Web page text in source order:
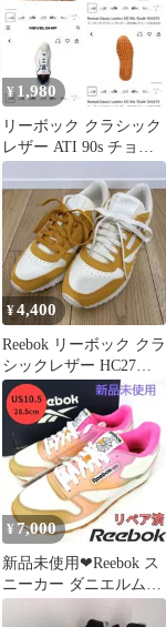
¥ 1,980
リーボック クラシック
レザー ATI 90s チョー
ク DV5372
¥4,400
Reebok リーボック クラ
シックレザー HC27
25cm
¥7,000
新品未使用❤Reebok ス
ニーカー ダニエルムー
ン クラシックレザー